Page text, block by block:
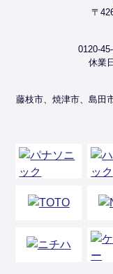
〒
0120-
休業
藤枝市、焼津市、島田